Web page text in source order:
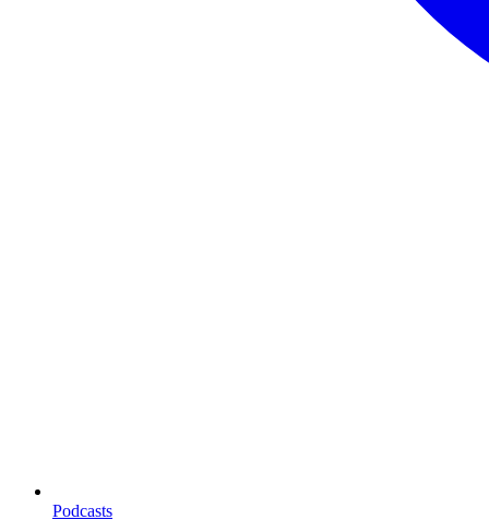
Podcasts